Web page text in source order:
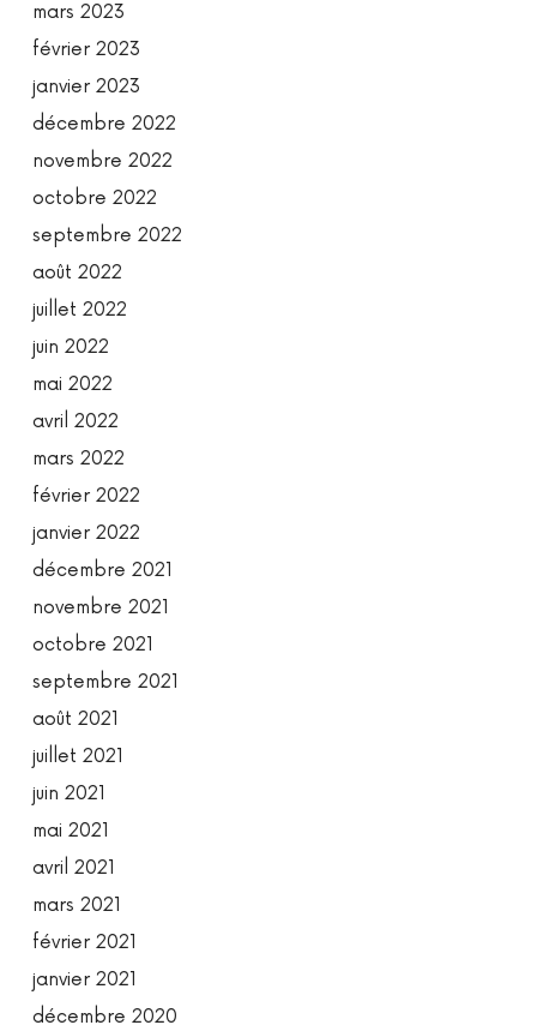
mars 2023
février 2023
janvier 2023
décembre 2022
novembre 2022
octobre 2022
septembre 2022
août 2022
juillet 2022
juin 2022
mai 2022
avril 2022
mars 2022
février 2022
janvier 2022
décembre 2021
novembre 2021
octobre 2021
septembre 2021
août 2021
juillet 2021
juin 2021
mai 2021
avril 2021
mars 2021
février 2021
janvier 2021
décembre 2020